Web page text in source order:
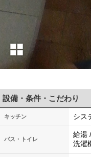
設備・条件・こだわり
キッチン シス
バス・トイレ
給湯
洗濯